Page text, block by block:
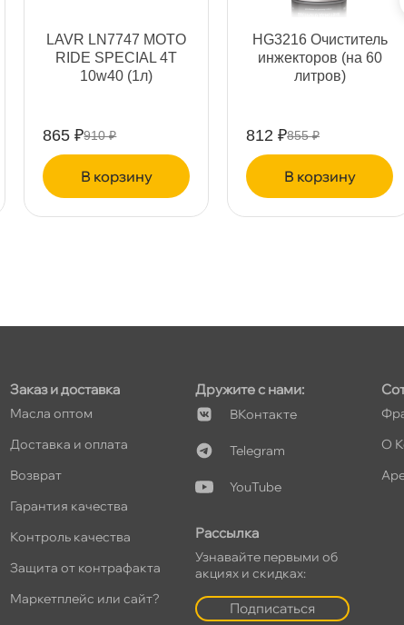
LAVR LN7747 MOTO
RIDE SPECIAL 4T
10w40 (1л)
865 ₽910 ₽
корзину
HG3216 Очиститель
инжекторов (на 60
литров)
812 ₽855 ₽
корзину
Заказ и доставка
Масла оптом
Доставка и оплата
озврат
Гарантия качества
Контроль качества
Защита от контрафакта
Маркетплейс или сайт?
Дружите с нами:
Контакте
Telegram
YouTube
Рассылка
Узнавайте первыми о
акциях и скидках:
Подписаться
О